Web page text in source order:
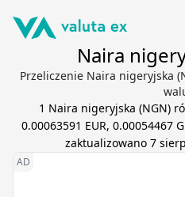
Naira
Przeliczenie Naira nigeryjska
1 Naira nigeryjska (NGN)
0.00063591 EUR, 0.00054467
zaktualizowano 7